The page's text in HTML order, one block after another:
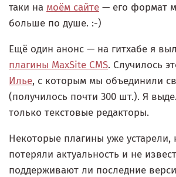
таки на моём сайте — его формат
больше по душе. :-)
Ещё один анонс — на гитхабе я
плагины MaxSite CMS. Случилось
Илье, с которым мы объединили
(получилось почти 300 шт.). Я
только текстовые редакторы.
Некоторые плагины уже устарели,
потеряли актуальность и не
поддерживают ли последние